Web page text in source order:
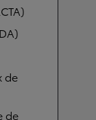
de
de